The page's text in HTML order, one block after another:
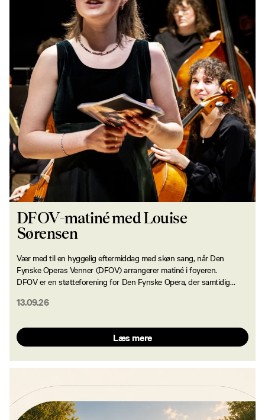
DFOV-matiné med Louise
Sørensen
Vær med til en hyggelig eftermiddag med skøn sang, når Den
Fynske Operas Venner (DFOV) arrangerer matiné i foyeren.
DFOV er en støtteforening for Den Fynske Opera, der samtidig
13.09.26
Læs mere